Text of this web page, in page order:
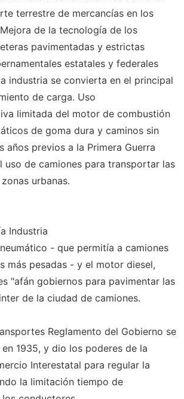
terrestre de mercancías en los
de la tecnología de los
pavimentadas y estrictas
estatales y federales
industria se convierta en el principal
de carga. Uso
limitada del motor de combustión
de goma dura y caminos sin
años previos a la Primera Guerra
uso de camiones para transportar las
urbanas.
Industria
- que permitía a camiones
más pesadas - y el motor diesel,
"afán gobiernos para pavimentar las
de la ciudad de camiones.
Reglamento del Gobierno se
1935, y dio los poderes de la
Interestatal para regular la
la limitación tiempo de